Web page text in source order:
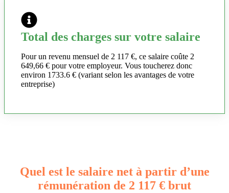
Total des charges sur votre salaire
Pour un revenu mensuel de 2 117 €, ce salaire coûte 2
649,66 € pour votre employeur. Vous toucherez donc
environ 1733.6 € (variant selon les avantages de votre
entreprise)
Quel est le salaire net à partir d’une
rémunération de 2 117 € brut